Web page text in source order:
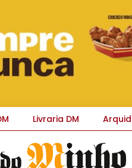
Livraria DM